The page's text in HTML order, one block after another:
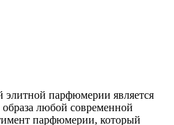
парфюмерии является
любой современной
парфюмерии, который